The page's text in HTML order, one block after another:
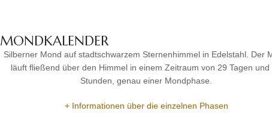
MONDKALENDER
Silberner Mond auf stadtschwarzem Sternenhimmel in Edelstahl. Der
läuft fließend über den Himmel in einem Zeitraum von 29 Tagen und
Stunden, genau einer Mondphase.
+ Informationen über die einzelnen Phasen